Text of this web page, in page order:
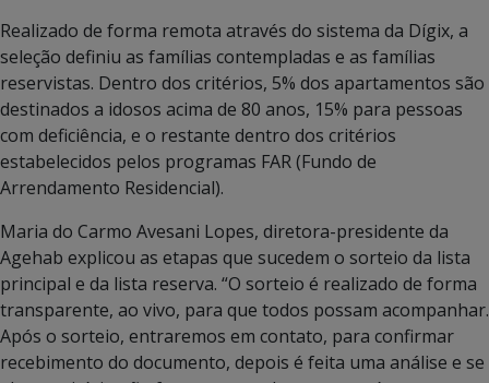
Realizado de forma remota através do sistema da Dígix, a
seleção definiu as famílias contempladas e as famílias
reservistas. Dentro dos critérios, 5% dos apartamentos são
destinados a idosos acima de 80 anos, 15% para pessoas
com deficiência, e o restante dentro dos critérios
estabelecidos pelos programas FAR (Fundo de
Arrendamento Residencial).
Maria do Carmo Avesani Lopes, diretora-presidente da
Agehab explicou as etapas que sucedem o sorteio da lista
principal e da lista reserva. “O sorteio é realizado de forma
transparente, ao vivo, para que todos possam acompanhar.
Após o sorteio, entraremos em contato, para confirmar
recebimento do documento, depois é feita uma análise e se